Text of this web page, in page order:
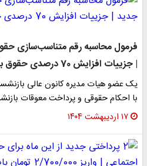
فرمول محاسبه رقم متناسب‌سازی
| جزییات افزایش 70 درصدی حقوق بازنشستگان
یک عضو هیات مدیره کانون عالی
با احکام حقوقی و پرداخت معوقات
۱۷ اردیبهشت ۱۴۰۴